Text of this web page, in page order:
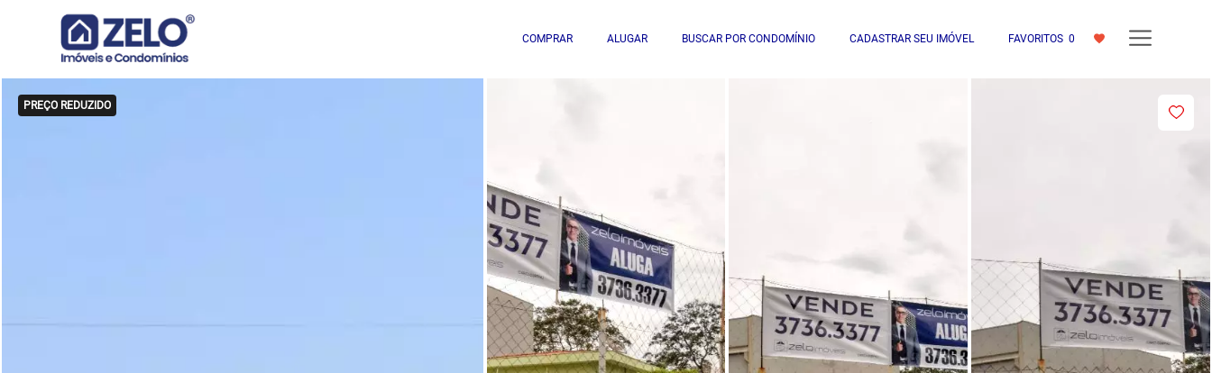
COMPRAR ALUGAR BUSCAR POR CONDOMÍNIO CADASTRAR SEU IMÓVEL FAVORITOS 0
PREÇO REDUZIDO